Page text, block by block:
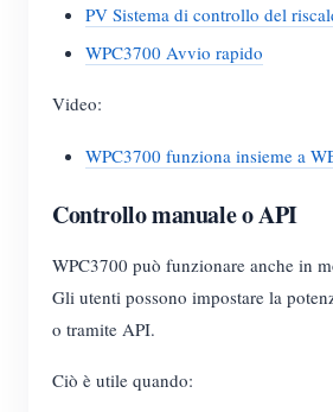
PV Sistema di controllo del
WPC3700 Avvio rapido
Video:
WPC3700 funziona insieme a
Controllo manuale o API
WPC3700 può funzionare anche in
Gli utenti possono impostare la
o tramite API.
Ciò è utile quando: